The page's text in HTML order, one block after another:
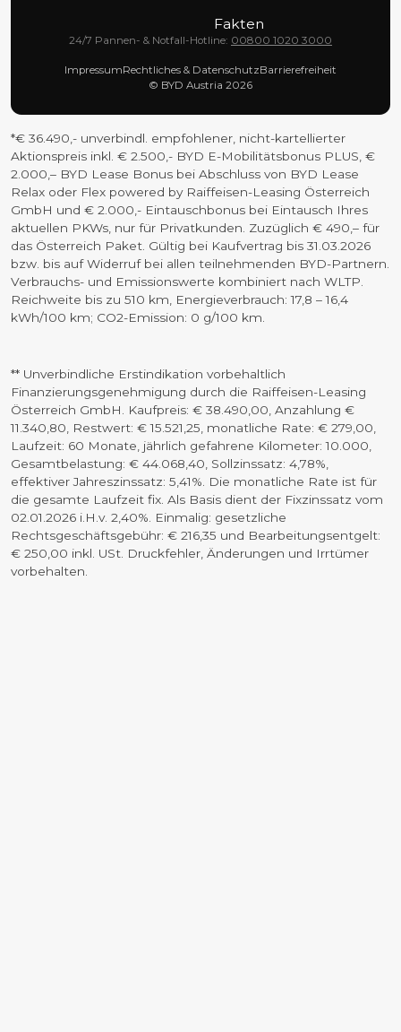
Fakten
24/7 Pannen- & Notfall-Hotline: 00800 1020 3000
ImpressumRechtliches & DatenschutzBarrierefreiheit
© BYD Austria 2026
*€ 36.490,- unverbindl. empfohlener, nicht-kartellierter
Aktionspreis inkl. € 2.500,- BYD E-Mobilitätsbonus PLUS, €
2.000,– BYD Lease Bonus bei Abschluss von BYD Lease
Relax oder Flex powered by Raiffeisen-Leasing Österreich
GmbH und € 2.000,- Eintauschbonus bei Eintausch Ihres
aktuellen PKWs, nur für Privatkunden. Zuzüglich € 490,– für
das Österreich Paket. Gültig bei Kaufvertrag bis 31.03.2026
bzw. bis auf Widerruf bei allen teilnehmenden BYD-Partnern.
Verbrauchs- und Emissionswerte kombiniert nach WLTP.
Reichweite bis zu 510 km, Energieverbrauch: 17,8 – 16,4
kWh/100 km; CO2-Emission: 0 g/100 km.
** Unverbindliche Erstindikation vorbehaltlich
Finanzierungsgenehmigung durch die Raiffeisen-Leasing
Österreich GmbH. Kaufpreis: € 38.490,00, Anzahlung €
11.340,80, Restwert: € 15.521,25, monatliche Rate: € 279,00,
Laufzeit: 60 Monate, jährlich gefahrene Kilometer: 10.000,
Gesamtbelastung: € 44.068,40, Sollzinssatz: 4,78%,
effektiver Jahreszinssatz: 5,41%. Die monatliche Rate ist für
die gesamte Laufzeit fix. Als Basis dient der Fixzinssatz vom
02.01.2026 i.H.v. 2,40%. Einmalig: gesetzliche
Rechtsgeschäftsgebühr: € 216,35 und Bearbeitungsentgelt:
€ 250,00 inkl. USt. Druckfehler, Änderungen und Irrtümer
vorbehalten.